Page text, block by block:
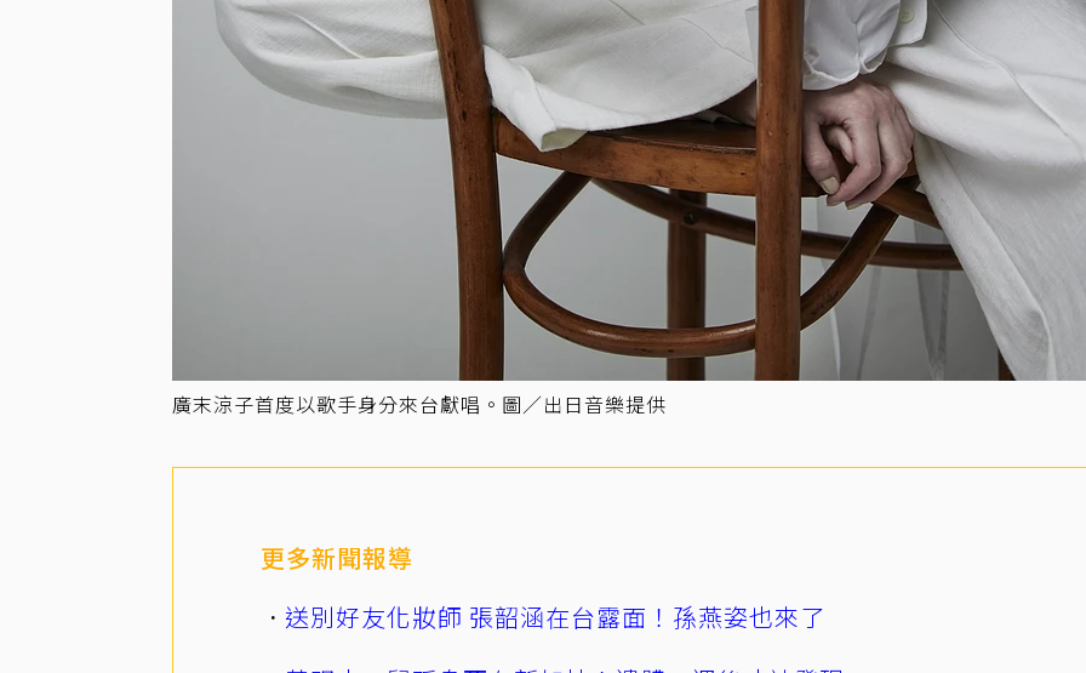
廣末涼子首度以歌手身分來台獻唱。圖／出日音樂提供
更多新聞報導
送別好友化妝師 張韶涵在台露面！孫燕姿也來了